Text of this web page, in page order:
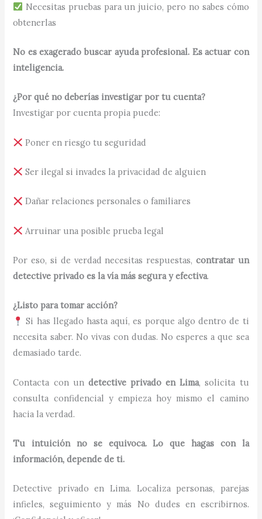
Necesitas pruebas para un juicio, pero no sabes cómo
obtenerlas
No es exagerado buscar ayuda profesional. Es actuar con
inteligencia.
¿Por qué no deberías investigar por tu cuenta?
Investigar por cuenta propia puede:
Poner en riesgo tu seguridad
Ser ilegal si invades la privacidad de alguien
Dañar relaciones personales o familiares
Arruinar una posible prueba legal
Por eso, si de verdad necesitas respuestas, contratar un
detective privado es la vía más segura y efectiva.
¿Listo para tomar acción?
Si has llegado hasta aquí, es porque algo dentro de ti
necesita saber. No vivas con dudas. No esperes a que sea
demasiado tarde.
Contacta con un detective privado en Lima, solicita tu
consulta confidencial y empieza hoy mismo el camino
hacia la verdad.
Tu intuición no se equivoca. Lo que hagas con la
información, depende de ti.
Detective privado en Lima. Localiza personas, parejas
infieles, seguimiento y más No dudes en escribirnos.